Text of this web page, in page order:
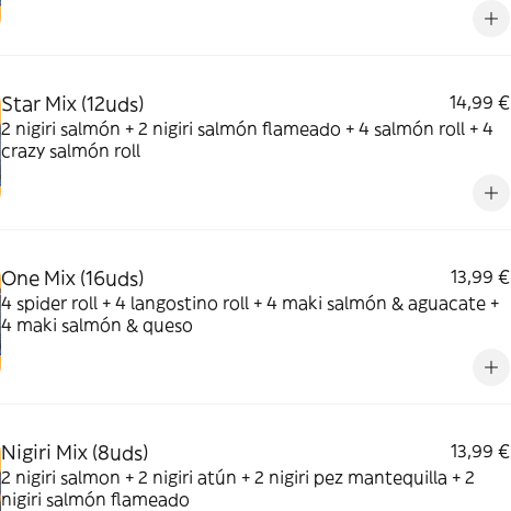
Star Mix (12uds)
14,99 €
2 nigiri salmón + 2 nigiri salmón flameado + 4 salmón roll + 4
crazy salmón roll
One Mix (16uds)
13,99 €
4 spider roll + 4 langostino roll + 4 maki salmón & aguacate +
4 maki salmón & queso
Nigiri Mix (8uds)
13,99 €
2 nigiri salmon + 2 nigiri atún + 2 nigiri pez mantequilla + 2
nigiri salmón flameado